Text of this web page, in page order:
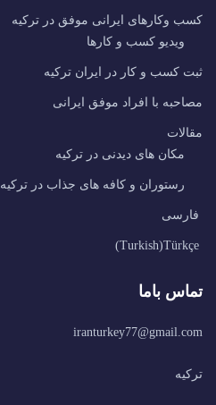
کسب وکارهای ایرانی موفق در ترکیه
ویدیو کسب و کارها
ثبت کسب و کار در ایران ترکیه
مصاحبه با افراد موفق ایرانی
مقالات
مکان های دیدنی در ترکیه
رستوران و کافه های جذاب در ترکیه
فارسی
Türkçe
(
Turkish
)
تماس باما
iranturkey77@gmail.com
ترکیه